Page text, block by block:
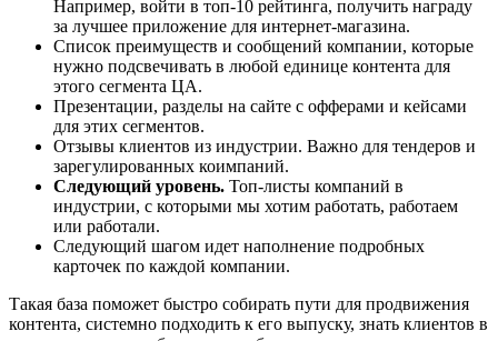
Например, войти в топ-10 рейтинга, получить награду
за лучшее приложение для интернет-магазина.
Список преимуществ и сообщений компании, которые
нужно подсвечивать в любой единице контента для
этого сегмента ЦА.
Презентации, разделы на сайте с офферами и кейсами
для этих сегментов.
Отзывы клиентов из индустрии. Важно для тендеров и
зарегулированных коимпаний.
Следующий уровень. Топ-листы компаний в
индустрии, с которыми мы хотим работать, работаем
или работали.
Следующий шагом идет наполнение подробных
карточек по каждой компании.
Такая база поможет быстро собирать пути для продвижения
контента, системно подходить к его выпуску, знать клиентов в